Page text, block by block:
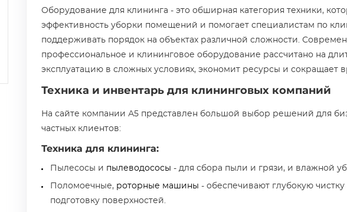
Оборудование для клининга - это обширная категория техники,
эффективность уборки помещений и помогает специалистам по
поддерживать порядок на объектах различной сложности.
профессиональное и клининговое оборудование рассчитано на
эксплуатацию в сложных условиях, экономит ресурсы и сокращает
Техника и инвентарь для клининговых компаний
На сайте компании А5 представлен большой выбор решений для
частных клиентов:
Техника для клининга:
Пылесосы и пылеводососы - для сбора пыли и грязи, и влажной
Поломоечные, роторные машины - обеспечивают глубокую
подготовку поверхностей.